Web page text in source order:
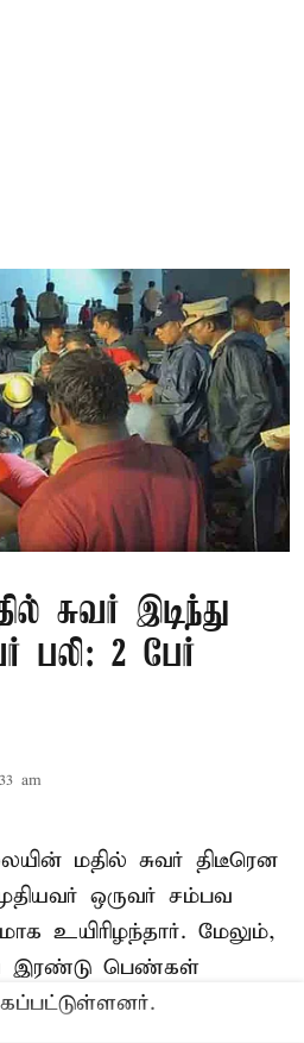
சுவர் இடிந்து
பலி: 2 பேர்
am
மதில் சுவர் திடீரென
ஒருவர் சம்பவ
உயிரிழந்தார். மேலும்,
இரண்டு பெண்கள்